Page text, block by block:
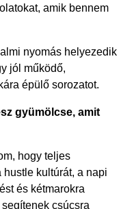
amik bennem
nyomás helyezedik
jól működő,
épülő sorozatot.
gyümölcse, amit
hogy teljes
kultúrát, a napi
és kétmarokra
segítenek csúcsra